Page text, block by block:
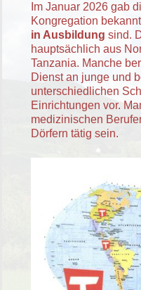
Im Januar 2026 gab
Kongregation
in Ausbildung sind.
hauptsächlich aus
Tanzania. Manche
Dienst an junge und
unterschiedlichen
Einrichtungen vor.
medizinischen
Dörfern tätig sein.